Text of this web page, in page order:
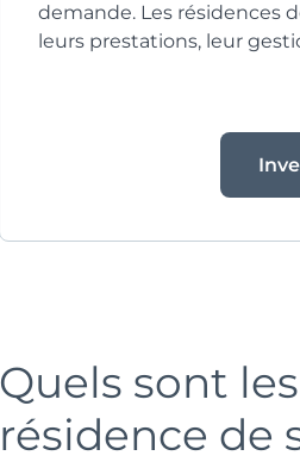
demande. Les résidences
leurs prestations, leur
Quels sont
résidence de